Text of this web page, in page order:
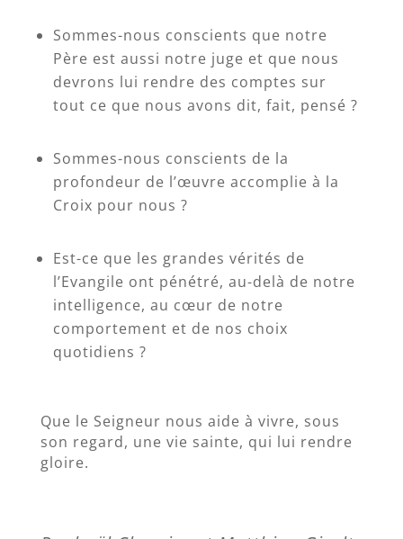
Sommes-nous conscients que notre
Père est aussi notre juge et que nous
devrons lui rendre des comptes sur
tout ce que nous avons dit, fait, pensé ?
Sommes-nous conscients de la
profondeur de l’œuvre accomplie à la
Croix pour nous ?
Est-ce que les grandes vérités de
l’Evangile ont pénétré, au-delà de notre
intelligence, au cœur de notre
comportement et de nos choix
quotidiens ?
Que le Seigneur nous aide à vivre, sous
son regard, une vie sainte, qui lui rendre
gloire.